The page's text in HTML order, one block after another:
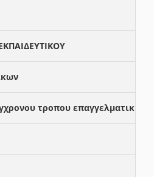
τροπου επαγγελματικης